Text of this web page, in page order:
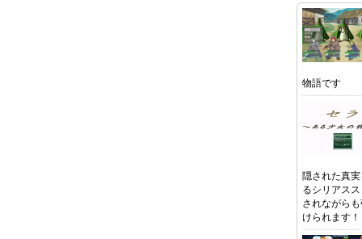
物語です
隠された真
るシリアス
されながら
けられます！